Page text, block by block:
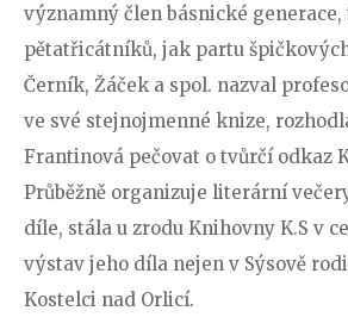
významný člen básnické
pětatřicátníků, jak partu
Černík, Žáček a spol. nazval
ve své stejnojmenné knize,
Frantinová pečovat o tvůrčí odkaz
Průběžně organizuje literární
díle, stála u zrodu Knihovny K.S v
výstav jeho díla nejen v Sýsově
Kostelci nad Orlicí.